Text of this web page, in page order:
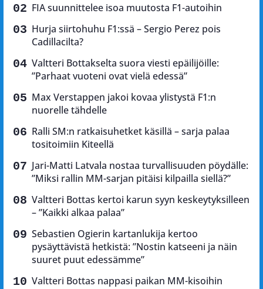
FIA suunnittelee isoa muutosta F1-autoihin
Hurja siirtohuhu F1:ssä – Sergio Perez pois
Cadillacilta?
Valtteri Bottakselta suora viesti epäilijöille:
”Parhaat vuoteni ovat vielä edessä”
Max Verstappen jakoi kovaa ylistystä F1:n
nuorelle tähdelle
Ralli SM:n ratkaisuhetket käsillä – sarja palaa
tositoimiin Kiteellä
Jari-Matti Latvala nostaa turvallisuuden pöydälle:
”Miksi rallin MM-sarjan pitäisi kilpailla siellä?”
Valtteri Bottas kertoi karun syyn keskeytyksilleen
– ”Kaikki alkaa palaa”
Sebastien Ogierin kartanlukija kertoo
pysäyttävistä hetkistä: ”Nostin katseeni ja näin
suuret puut edessämme”
Valtteri Bottas nappasi paikan MM-kisoihin